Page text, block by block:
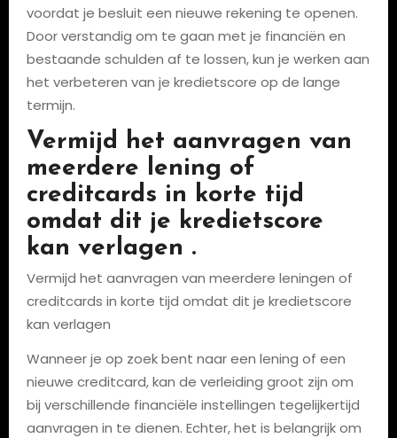
voordat je besluit een nieuwe rekening te openen.
Door verstandig om te gaan met je financiën en
bestaande schulden af ​​te lossen, kun je werken aan
het verbeteren van je kredietscore op de lange
termijn.
Vermijd het aanvragen van
meerdere lening of
creditcards in korte tijd
omdat dit je kredietscore
kan verlagen .
Vermijd het aanvragen van meerdere leningen of
creditcards in korte tijd omdat dit je kredietscore
kan verlagen
Wanneer je op zoek bent naar een lening of een
nieuwe creditcard, kan de verleiding groot zijn om
bij verschillende financiële instellingen tegelijkertijd
aanvragen in te dienen. Echter, het is belangrijk om